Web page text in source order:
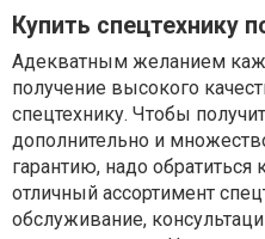
Купить спецтехнику
Адекватным желанием
получение высокого
спецтехнику. Чтобы
дополнительно и
гарантию, надо
отличный ассортимент
обслуживание,